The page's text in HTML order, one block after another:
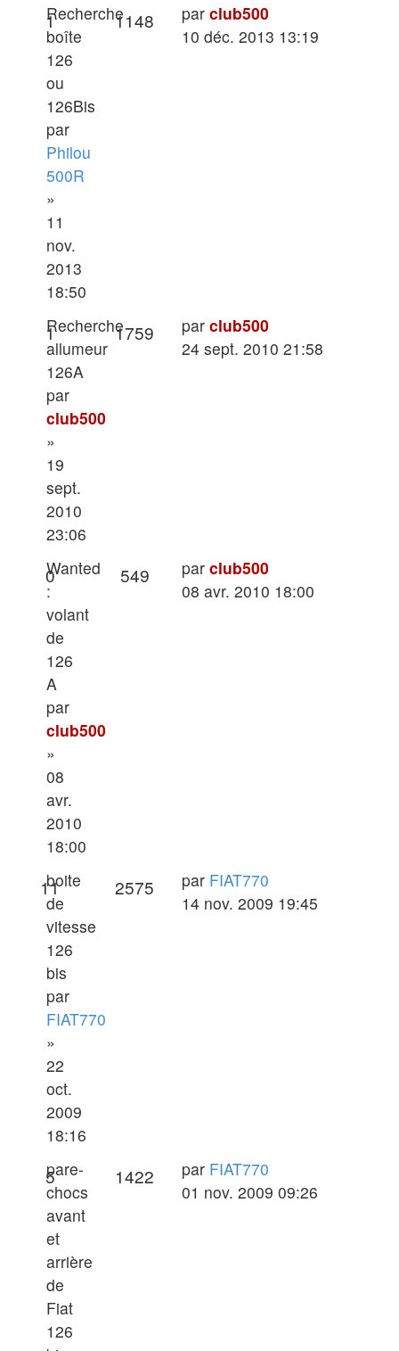
Recherche
boîte
126
ou
126Bis
par
Philou
500R
»
11
nov.
2013
18:50
1Réponses1148 VuesDernier
message
par club500
10 déc. 2013 13:19
Recherche
allumeur
126A
par
club500
»
19
sept.
2010
23:06
1Réponses1759 VuesDernier
message
par club500
24 sept. 2010 21:58
Wanted
:
volant
de
126
A
par
club500
»
08
avr.
2010
18:00
0Réponses549VuesDernier
message
par club500
08 avr. 2010 18:00
boite
de
vitesse
126
bis
par
FIAT770
»
22
oct.
2009
18:16
11Réponses
2575 VuesDernier
message
par FIAT770
14 nov. 2009 19:45
pare-
chocs
avant
et
arrière
de
Fiat
126
5Réponses1422 VuesDernier
message
par FIAT770
01 nov. 2009 09:26